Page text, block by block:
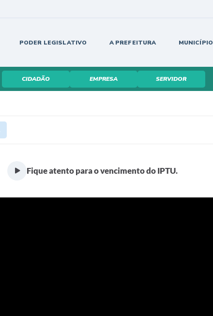
PODER LEGISLATIVO A PREFEITURA MUNICÍPIO
CIDADÃO EMPRESA SERVIDOR
Fique atento para o vencimento do IPTU.